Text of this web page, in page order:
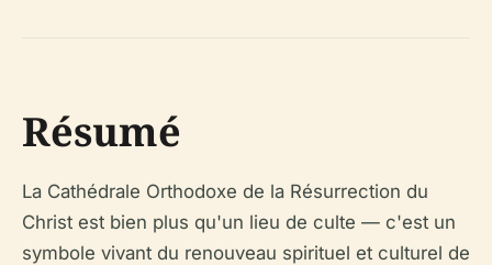
Résumé
La Cathédrale Orthodoxe de la Résurrection du
Christ est bien plus qu'un lieu de culte — c'est un
symbole vivant du renouveau spirituel et culturel de